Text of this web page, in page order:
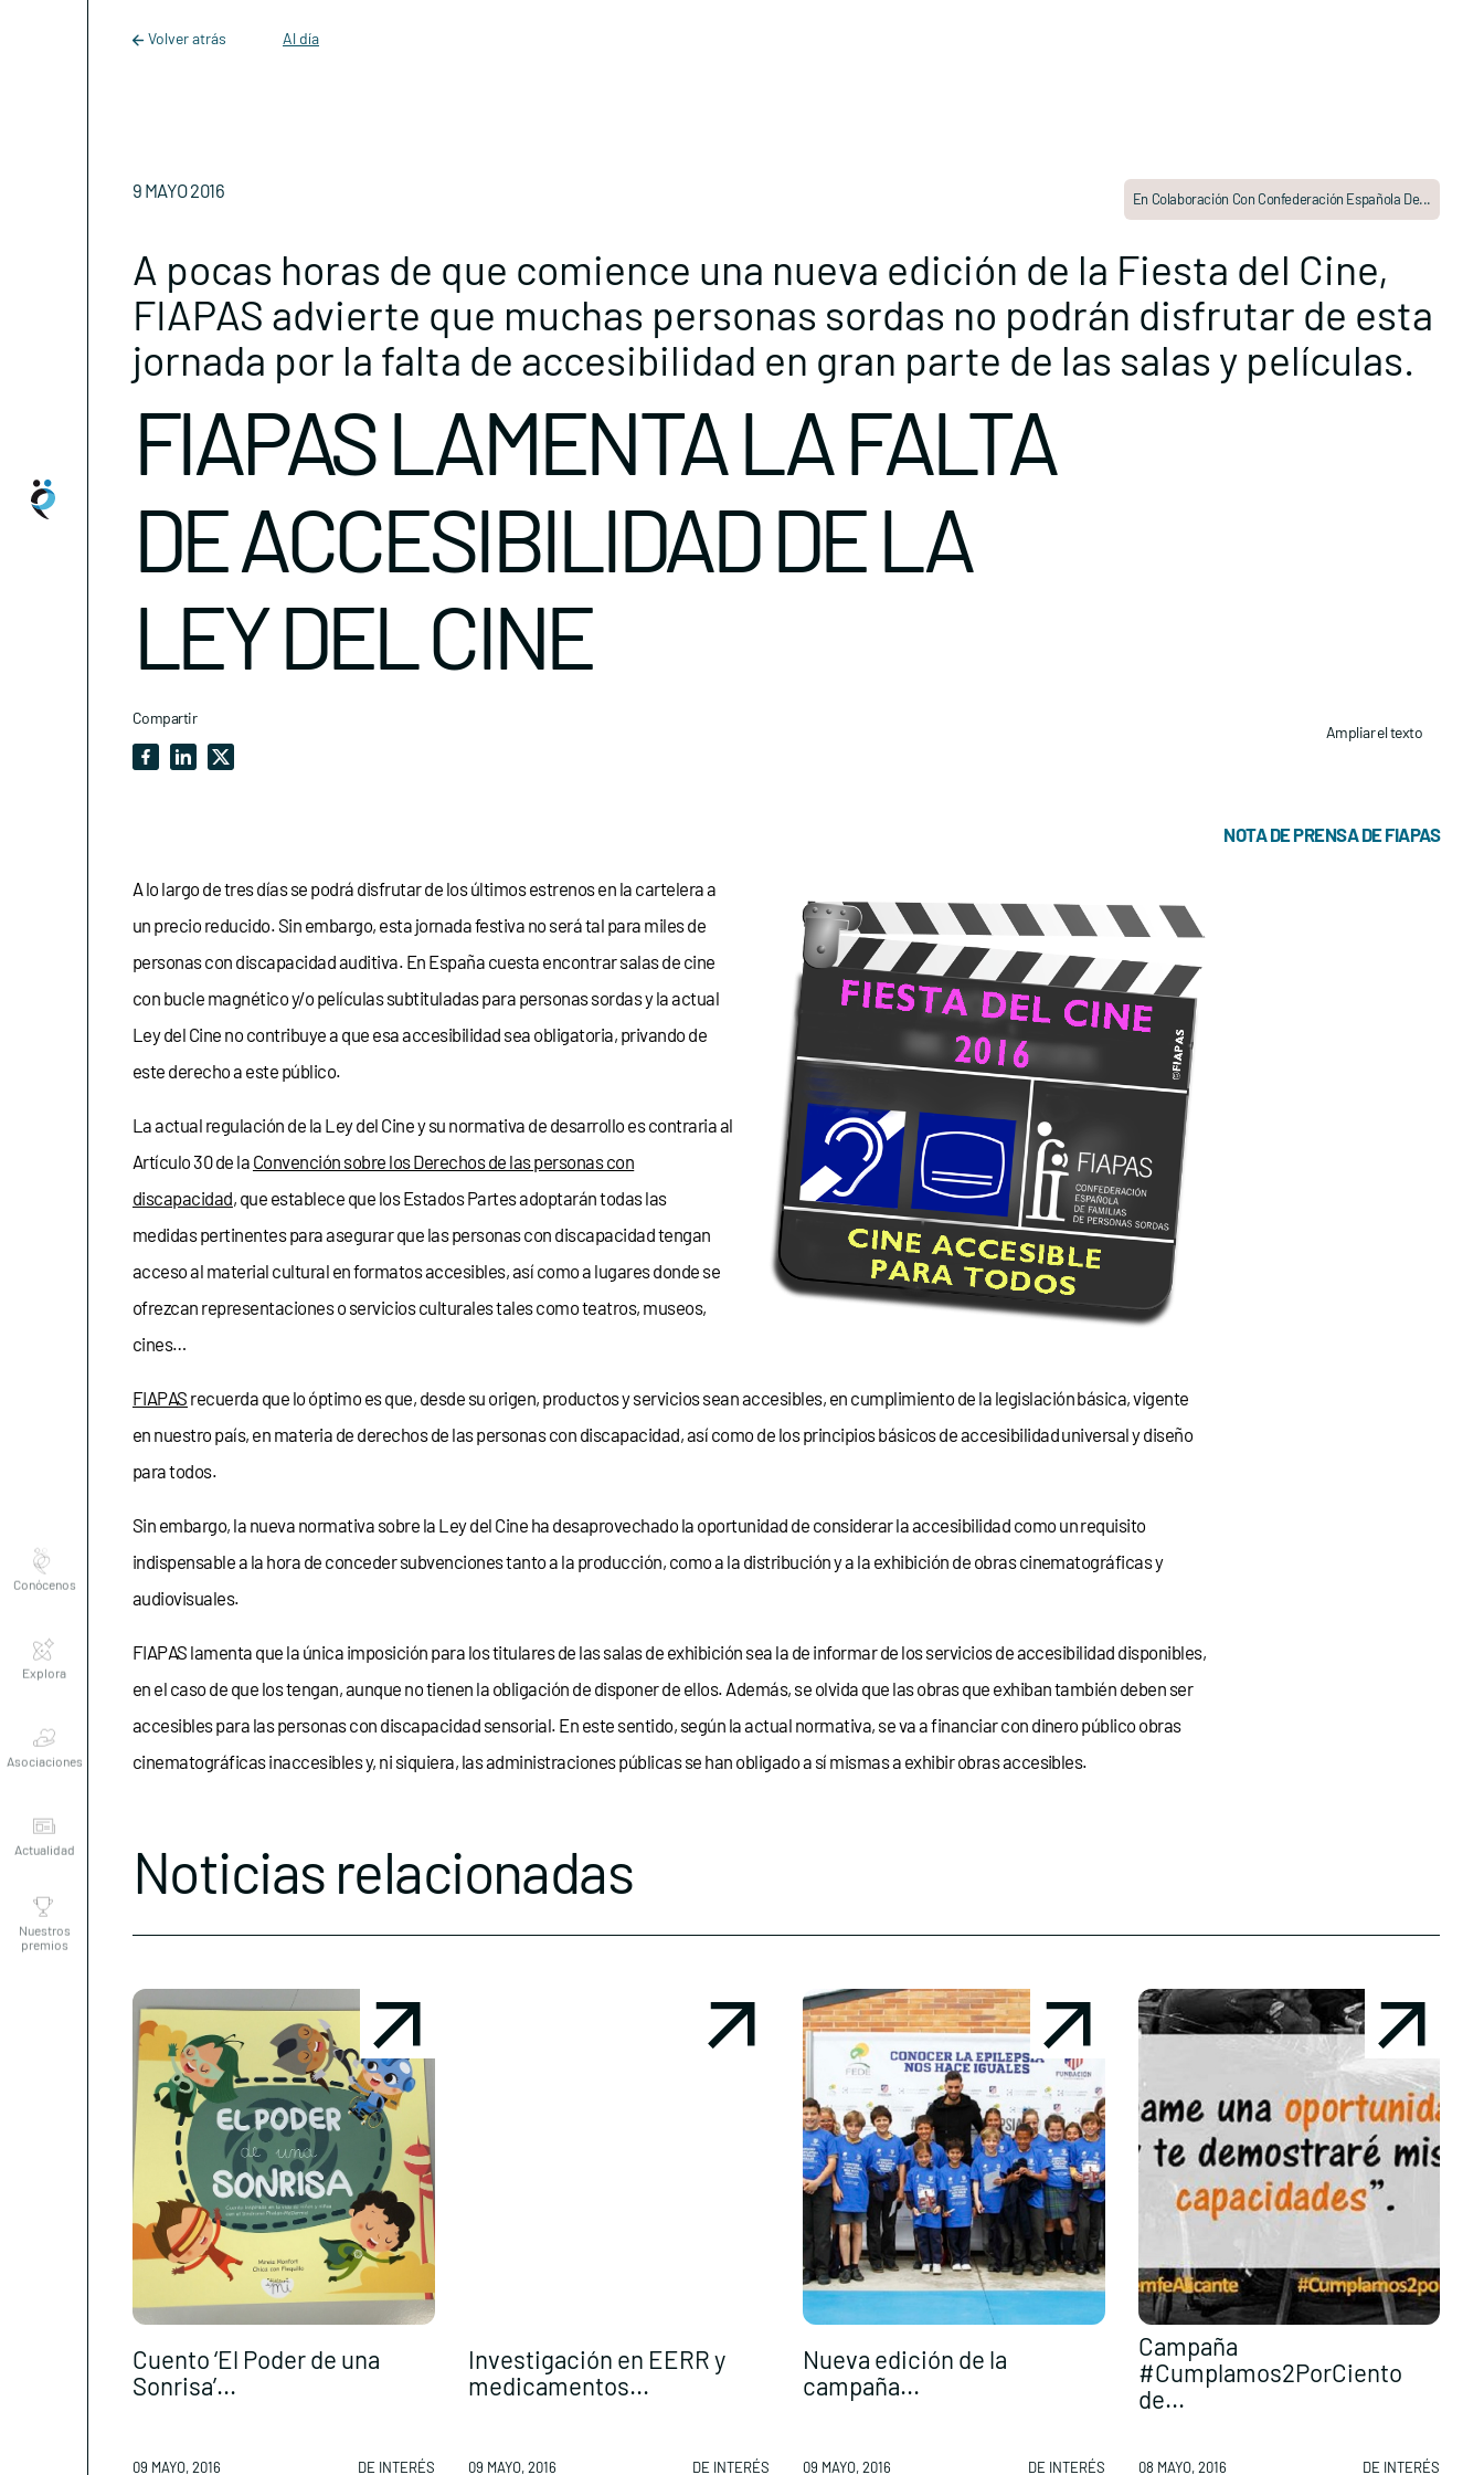
Main Navigation
premios
Volver atrás Al día
9 MAYO 2016 En Colaboración Con Confederación Española De...
A pocas horas de que comience una nueva edición de la Fiesta del Cine,
FIAPAS advierte que muchas personas sordas no podrán disfrutar de esta
jornada por la falta de accesibilidad en gran parte de las salas y películas.
FIAPAS LAMENTA LA FALTA
DE ACCESIBILIDAD DE LA
LEY DEL CINE
Compartir
Ampliar el texto
NOTA DE PRENSA DE FIAPAS
A lo largo de tres días se podrá disfrutar de los últimos estrenos en la cartelera a
un precio reducido. Sin embargo, esta jornada festiva no será tal para miles de
personas con discapacidad auditiva. En España cuesta encontrar salas de cine
con bucle magnético y/o películas subtituladas para personas sordas y la actual
Ley del Cine no contribuye a que esa accesibilidad sea obligatoria, privando de
este derecho a este público.
La actual regulación de la Ley del Cine y su normativa de desarrollo es contraria al
Artículo 30 de la Convención sobre los Derechos de las personas con
discapacidad, que establece que los Estados Partes adoptarán todas las
medidas pertinentes para asegurar que las personas con discapacidad tengan
acceso al material cultural en formatos accesibles, así como a lugares donde se
ofrezcan representaciones o servicios culturales tales como teatros, museos,
cines…
FIAPAS recuerda que lo óptimo es que, desde su origen, productos y servicios sean accesibles, en cumplimiento de la legislación básica, vigente
en nuestro país, en materia de derechos de las personas con discapacidad, así como de los principios básicos de accesibilidad universal y diseño
para todos.
Sin embargo, la nueva normativa sobre la Ley del Cine ha desaprovechado la oportunidad de considerar la accesibilidad como un requisito
indispensable a la hora de conceder subvenciones tanto a la producción, como a la distribución y a la exhibición de obras cinematográficas y
audiovisuales.
FIAPAS lamenta que la única imposición para los titulares de las salas de exhibición sea la de informar de los servicios de accesibilidad disponibles,
en el caso de que los tengan, aunque no tienen la obligación de disponer de ellos. Además, se olvida que las obras que exhiban también deben ser
accesibles para las personas con discapacidad sensorial. En este sentido, según la actual normativa, se va a financiar con dinero público obras
cinematográficas inaccesibles y, ni siquiera, las administraciones públicas se han obligado a sí mismas a exhibir obras accesibles.
Noticias relacionadas
Cuento ‘El Poder de una
Sonrisa’...
09 MAYO, 2016 DE INTERÉS
Investigación en EERR y
medicamentos...
09 MAYO, 2016 DE INTERÉS
Nueva edición de la
campaña...
09 MAYO, 2016 DE INTERÉS
Campaña
#Cumplamos2PorCiento
de...
08 MAYO, 2016 DE INTERÉS